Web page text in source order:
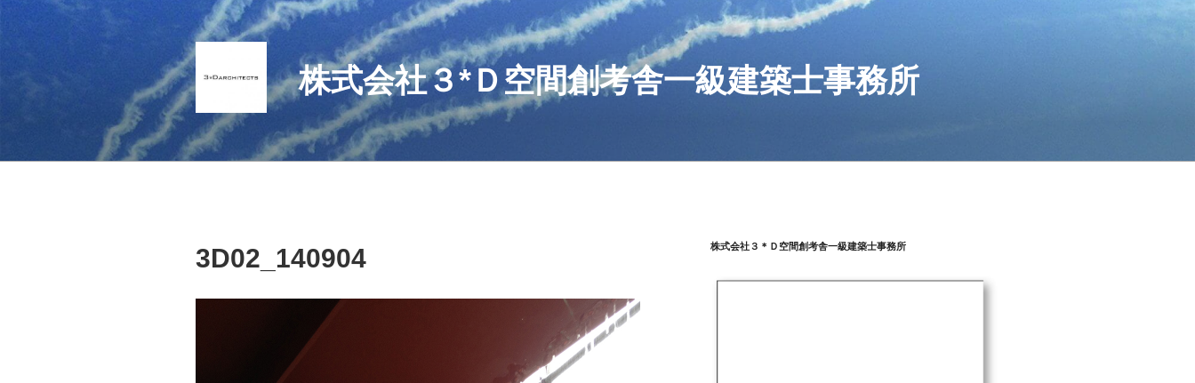
キ
株式会社３*Ｄ空間創考舎一級建築士事務所
3D02_140904 株式会社３＊Ｄ空間創考舎一級建築士事務所